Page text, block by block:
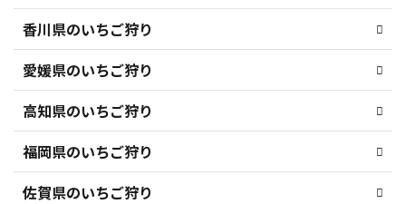
香川県のいちご狩り
愛媛県のいちご狩り
高知県のいちご狩り
福岡県のいちご狩り
佐賀県のいちご狩り